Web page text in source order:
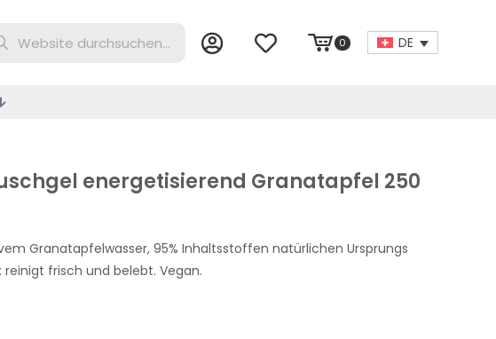
0 DE
energetisierend Granatapfel 250
Granatapfelwasser, 95% Inhaltsstoffen natürlichen Ursprungs
reinigt frisch und belebt. Vegan.